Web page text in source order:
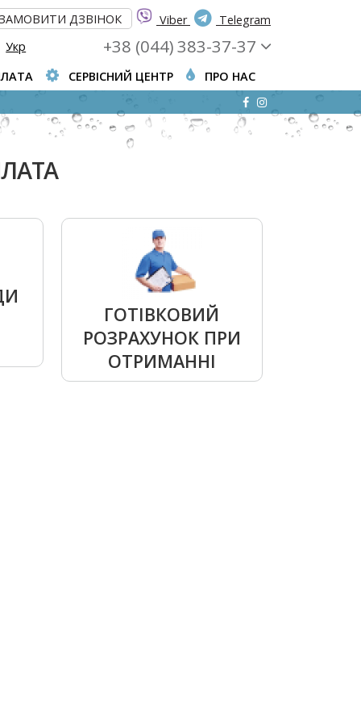
Viber Telegram
ДЗВІНОК
Укр +38 (044) 383-37-37
СЕРВІСНИЙ ЦЕНТР ПРО НАС
ГОТІВКОВИЙ
РОЗРАХУНОК ПРИ
ОТРИМАННІ